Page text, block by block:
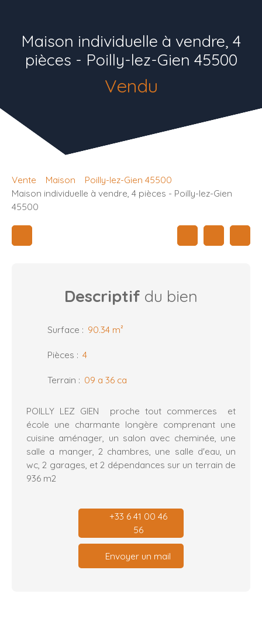
Maison individuelle à vendre, 4
pièces - Poilly-lez-Gien 45500
Vendu
Vente Maison
Poilly-lez-Gien 45500
Maison individuelle à vendre, 4 pièces - Poilly-lez-Gien
45500
Descriptif du bien
Surface : 90.34 m²
Pièces : 4
Terrain : 09 a 36 ca
POILLY LEZ GIEN proche tout commerces et
école une charmante longère comprenant une
cuisine aménager, un salon avec cheminée, une
salle a manger, 2 chambres, une salle d'eau, un
wc, 2 garages, et 2 dépendances sur un terrain de
936 m2
+33 6 41 00 46
56
Envoyer un mail